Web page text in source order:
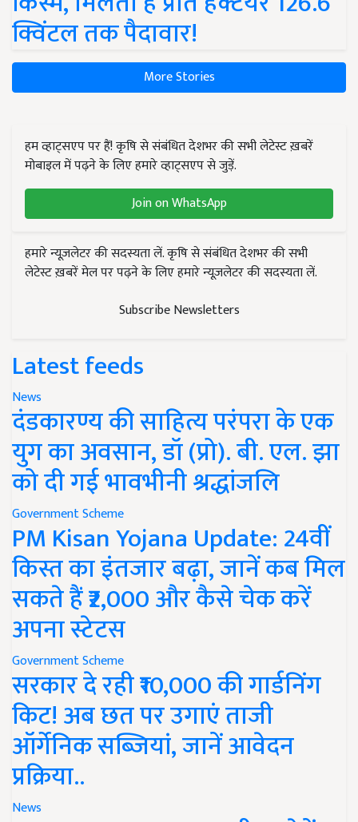
क्विंटल तक पैदावार!
More Stories
हम व्हाट्सएप पर हैं! कृषि से संबंधित देशभर की सभी लेटेस्ट ख़बरें
मोबाइल में पढ़ने के लिए हमारे व्हाट्सएप से जुड़ें.
Join on WhatsApp
हमारे न्यूज़लेटर की सदस्यता लें. कृषि से संबंधित देशभर की सभी
लेटेस्ट ख़बरें मेल पर पढ़ने के लिए हमारे न्यूज़लेटर की सदस्यता लें.
Subscribe Newsletters
Latest feeds
News
दंडकारण्य की साहित्य परंपरा के एक
युग का अवसान, डॉ (प्रो). बी. एल. झा
को दी गई भावभीनी श्रद्धांजलि
Government Scheme
PM Kisan Yojana Update: 24वीं
किस्त का इंतजार बढ़ा, जानें कब मिल
सकते हैं ₹2,000 और कैसे चेक करें
अपना स्टेटस
Government Scheme
सरकार दे रही ₹10,000 की गार्डनिंग
किट! अब छत पर उगाएं ताजी
ऑर्गेनिक सब्जियां, जानें आवेदन
प्रक्रिया..
News